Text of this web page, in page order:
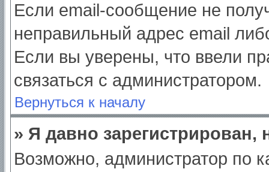
Если email-сообщение не
неправильный адрес email
Если вы уверены, что ввели
связаться с администратором.
Вернуться к началу
» Я давно
Возможно, администратор по